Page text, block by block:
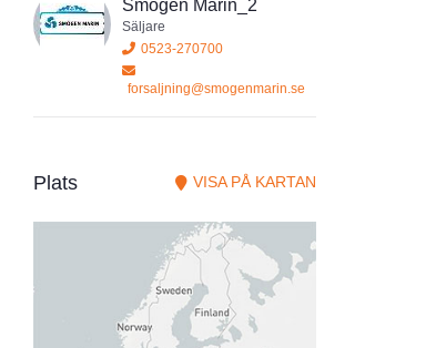
Smögen Marin_2
Säljare
0523-270700
forsaljning@smogenmarin.se
Plats VISA PÅ KARTAN